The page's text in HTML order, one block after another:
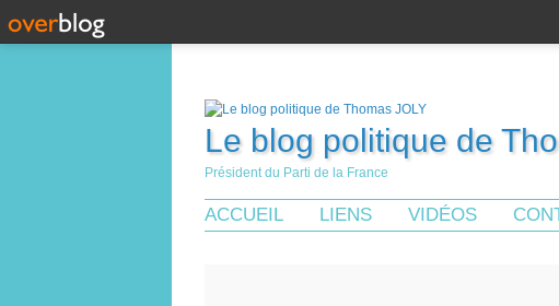
Le blog politique de
Président du Parti de la France
ACCUEIL LIENS VIDÉOS